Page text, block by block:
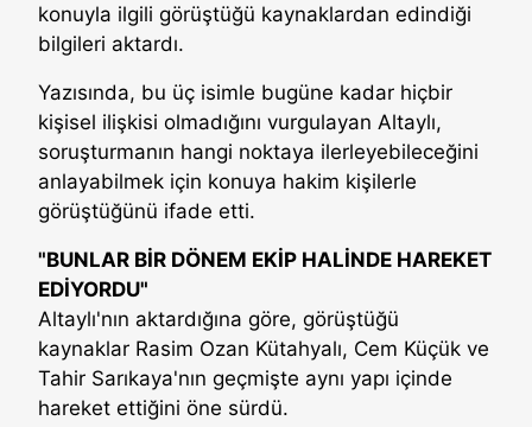
konuyla ilgili görüştüğü kaynaklardan edindiği
bilgileri aktardı.
Yazısında, bu üç isimle bugüne kadar hiçbir
kişisel ilişkisi olmadığını vurgulayan Altaylı,
soruşturmanın hangi noktaya ilerleyebileceğini
anlayabilmek için konuya hakim kişilerle
görüştüğünü ifade etti.
"BUNLAR BİR DÖNEM EKİP HALİNDE HAREKET
EDİYORDU"
Altaylı'nın aktardığına göre, görüştüğü
kaynaklar Rasim Ozan Kütahyalı, Cem Küçük ve
Tahir Sarıkaya'nın geçmişte aynı yapı içinde
hareket ettiğini öne sürdü.